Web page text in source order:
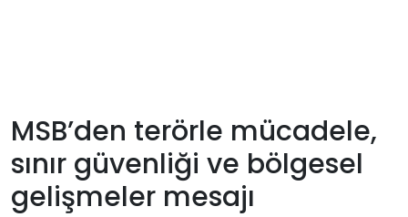
Künye
Giriş
Yap
MSB’den terörle mücadele,
sınır güvenliği ve bölgesel
gelişmeler mesajı